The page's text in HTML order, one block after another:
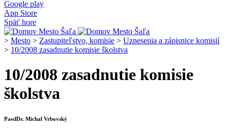
Google play
App Store
Späť hore
> Mesto > Zastupiteľstvo, komisie > Uznesenia a zápisnice komisií
> 10/2008 zasadnutie komisie školstva
10/2008 zasadnutie komisie
školstva
PaedDr. Michal Vrbovský